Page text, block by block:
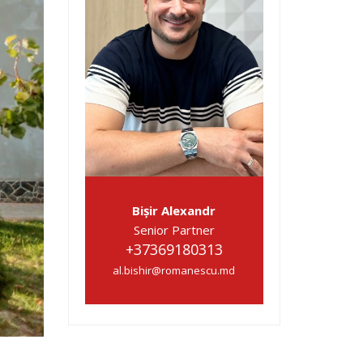
Bișir Alexandr
Senior Partner
+37369180313
al.bishir@romanescu.md